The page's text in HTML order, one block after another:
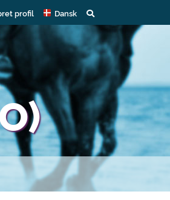
profil Dansk